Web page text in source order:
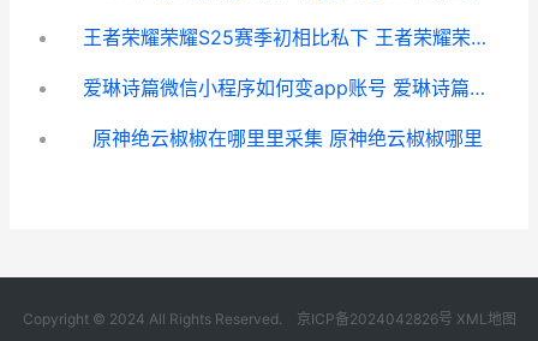
王者荣耀荣耀S25赛季初相比私下 王者荣耀荣耀典藏
爱琳诗篇微信小程序如何变app账号 爱琳诗篇微信小程序礼包码
原神绝云椒椒在哪里里采集 原神绝云椒椒哪里
Copyright © 2024 All Rights Reserved. 京ICP备2024042826号 XML地图